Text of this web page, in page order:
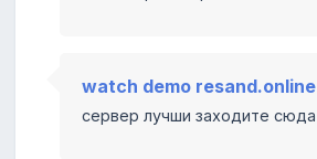
watch demo resand.online
сервер лучши заходите сюда